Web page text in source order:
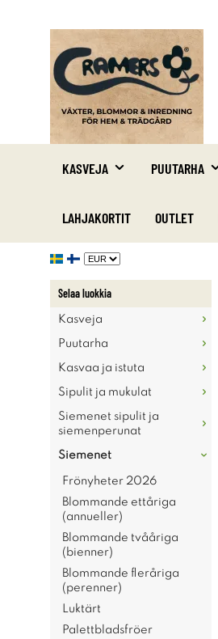
KASVEJA PUUTARHA
LAHJAKORTIT OUTLET
Selaa luokkia
Kasveja
Puutarha
Kasvaa ja istuta
Sipulit ja mukulat
Siemenet sipulit ja
siemenperunat
Siemenet
Frönyheter 2026
Blommande ettåriga
(annueller)
Blommande tvååriga
(bienner)
Blommande fleråriga
(perenner)
Luktärt
Palettbladsfröer